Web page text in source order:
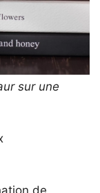
sur une